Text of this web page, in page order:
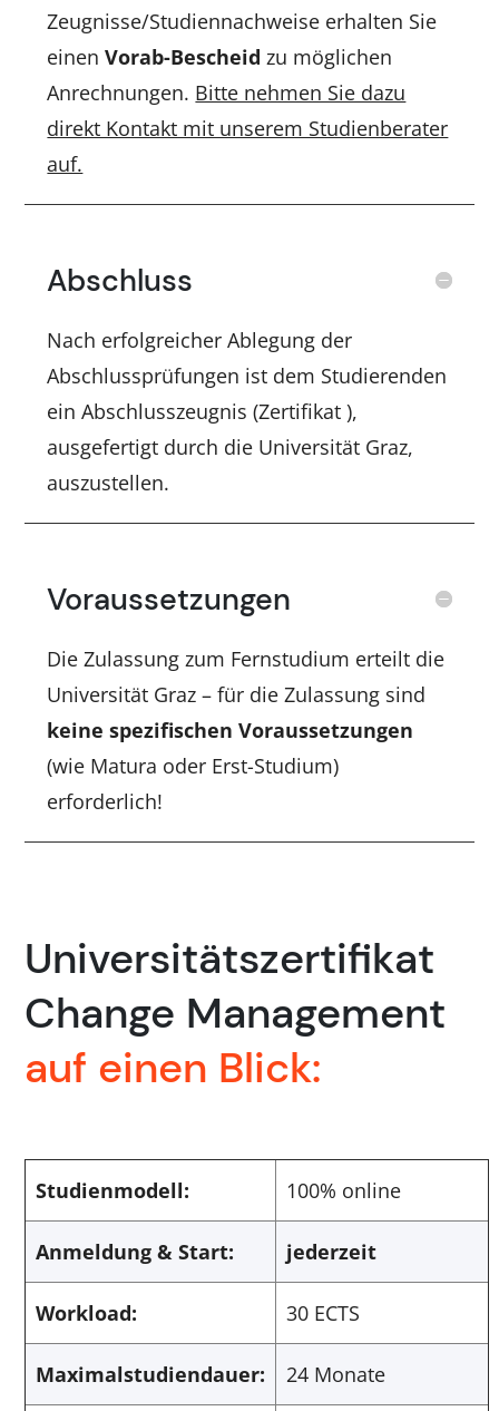
Zeugnisse/Studiennachweise erhalten Sie
einenVorab-Bescheid zu möglichen
Anrechnungen. Bitte nehmen Sie dazu
direkt Kontakt mit unserem Studienberater
auf.
Abschluss
Nach erfolgreicher Ablegung der
Abschlussprüfungen ist dem Studierenden
ein Abschlusszeugnis (Zertifikat ),
ausgefertigt durch die Universität Graz,
auszustellen.
Voraussetzungen
Die Zulassung zum Fernstudium erteilt die
Universität Graz – für die Zulassung sind
keine spezifischen Voraussetzungen
(wie Matura oder Erst-Studium)
erforderlich!
Universitätszertifikat
Change Management
auf einen Blick:
Studienmodell: 100% online
Anmeldung & Start: jederzeit
Workload: 30 ECTS
Maximalstudiendauer: 24 Monate